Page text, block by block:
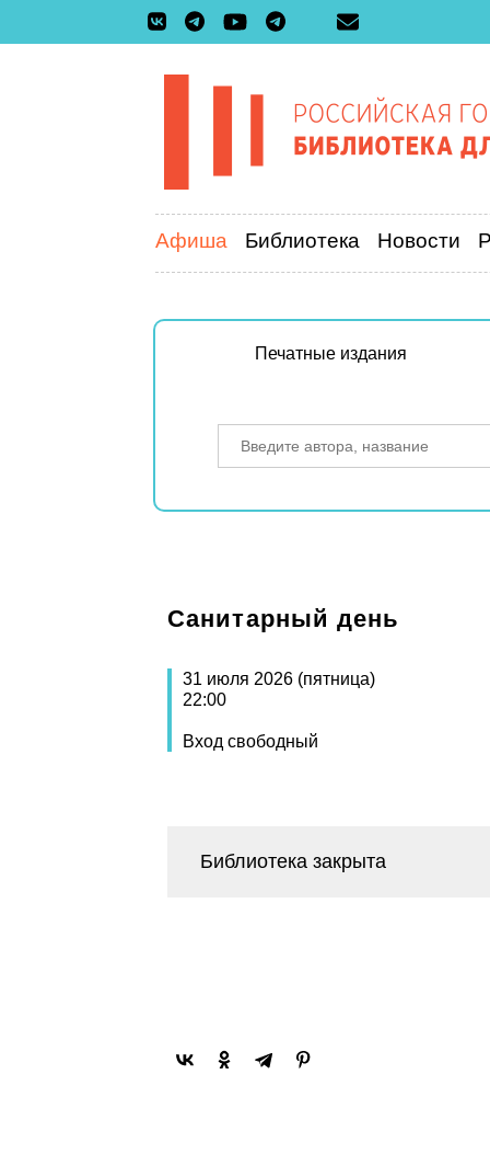
Афиша Библиотека Новости
Печатные издания
Санитарный день
31 июля 2026 (пятница)
22:00
Вход свободный
Библиотека закрыта